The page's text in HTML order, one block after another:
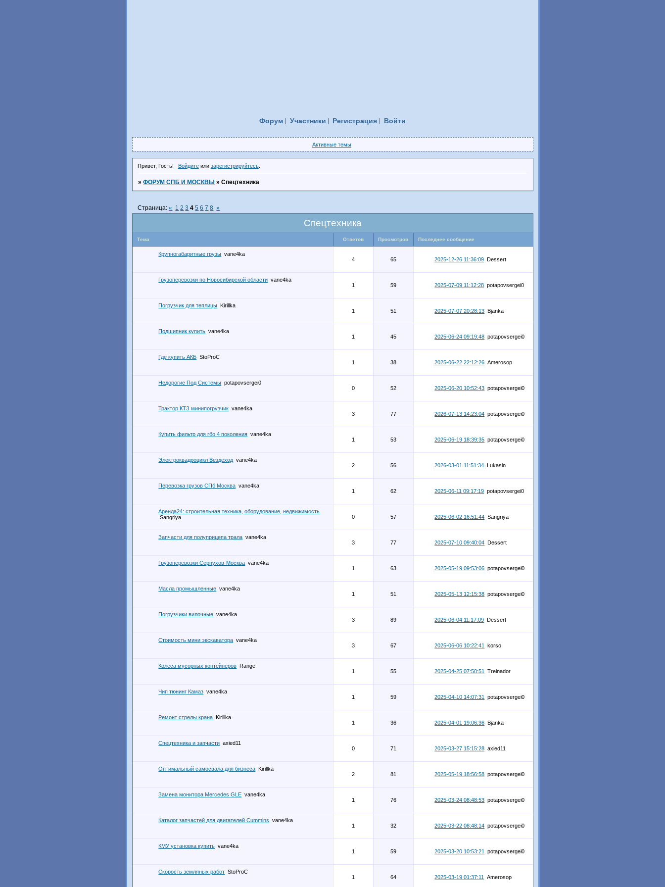
Форум Участники Регистрация Войти
Активные темы
Привет, Гость! Войдитеили зарегистрируйтесь.
»ФОРУМ СПБ И МОСКВЫ »Спецтехника
Спецтехника
Страница:« 1 2 3 4 5 6 7 8 »
Тема Ответов Просмотров Последнее сообщение
Крупногабаритные грузы vane4ka
4
65 2025-12-26 11:36:09 Dessert
Грузоперевозки по Новосибирской области vane4ka
1
59 2025-07-09 11:12:28 potapovsergei0
Погрузчик для теплицы
Kirillka
1
51 2025-07-07 20:28:13 Bjanka
Подшипник купить vane4ka
1
45 2025-06-24 09:19:48 potapovsergei0
Где купить АКБ StoProC
1
38 2025-06-22 22:12:26 Amerosop
Недорогие Под Системы potapovsergei0
0
52 2025-06-20 10:52:43 potapovsergei0
Трактор КТЗ минипогрузчик vane4ka
3
77 2026-07-13 14:23:04 potapovsergei0
Купить фильтр для гбо 4 поколения vane4ka
1
53 2025-06-19 18:39:35 potapovsergei0
Электроквадроцикл Вездеход vane4ka
2
56 2026-03-01 11:51:34 Lukasin
Перевозка грузов СПб Москва vane4ka
1
62 2025-06-11 09:17:19 potapovsergei0
Аренда24: строительная техника, оборудование, недвижимость
Sangriya
0 57 2025-06-02 16:51:44 Sangriya
Запчасти для полуприцепа трала vane4ka
3
77 2025-07-10 09:40:04 Dessert
Грузоперевозки Серпухов-Москва vane4ka
1
63 2025-05-19 09:53:06 potapovsergei0
Масла промышленные vane4ka
1
51 2025-05-13 12:15:38 potapovsergei0
Погрузчики вилочные vane4ka
3
89 2025-06-04 11:17:09 Dessert
Стоимость мини экскаватора vane4ka
3
67 2025-06-06 10:22:41 korso
Колеса мусорных контейнеров
Range
1
55 2025-04-25 07:50:51 Treinador
Чип тюнинг Камаз vane4ka
1
59 2025-04-10 14:07:31 potapovsergei0
Ремонт стрелы крана
Kirillka
1
36 2025-04-01 19:06:36 Bjanka
Спецтехника и запчасти axied11
0
71 2025-03-27 15:15:28 axied11
Оптимальный самосвала для бизнеса
Kirillka
2
81 2025-05-19 18:56:58 potapovsergei0
Замена монитора Mercedes GLE vane4ka
1
76 2025-03-24 08:48:53 potapovsergei0
Каталог запчастей для двигателей Cummins
vane4ka
1
32 2025-03-22 08:48:14 potapovsergei0
КМУ установка купить vane4ka
1
59 2025-03-20 10:53:21 potapovsergei0
Скорость земляных работ StoProC
1
64 2025-03-19 01:37:11 Amerosop